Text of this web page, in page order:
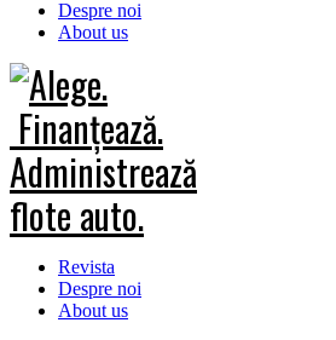
Despre noi
About us
Revista
Despre noi
About us